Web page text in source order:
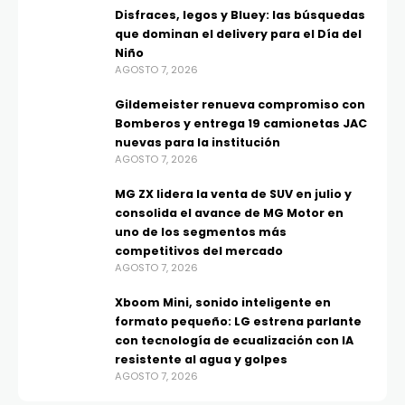
Disfraces, legos y Bluey: las búsquedas
que dominan el delivery para el Día del
Niño
AGOSTO 7, 2026
Gildemeister renueva compromiso con
Bomberos y entrega 19 camionetas JAC
nuevas para la institución
AGOSTO 7, 2026
MG ZX lidera la venta de SUV en julio y
consolida el avance de MG Motor en
uno de los segmentos más
competitivos del mercado
AGOSTO 7, 2026
Xboom Mini, sonido inteligente en
formato pequeño: LG estrena parlante
con tecnología de ecualización con IA
resistente al agua y golpes
AGOSTO 7, 2026